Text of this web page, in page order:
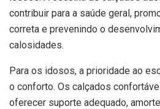
contribuir para a saúde geral,
correta e prevenindo o
calosidades.
Para os idosos, a prioridade ao
o conforto. Os calçados
oferecer suporte adequado,